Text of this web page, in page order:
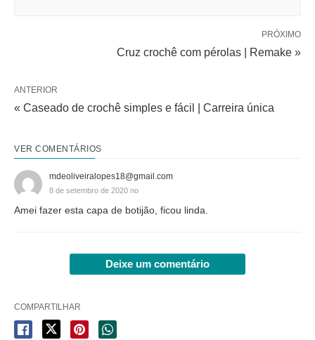
PRÓXIMO
Cruz crochê com pérolas | Remake »
ANTERIOR
« Caseado de crochê simples e fácil | Carreira única
VER COMENTÁRIOS
mdeoliveiralopes18@gmail.com
8 de setembro de 2020 no
Amei fazer esta capa de botijão, ficou linda.
Deixe um comentário
COMPARTILHAR